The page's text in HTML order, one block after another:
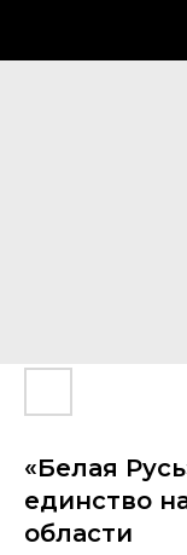
«Белая
единство
области